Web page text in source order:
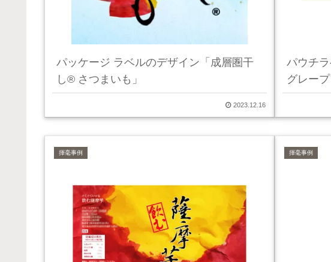
パッケージ ラベルのデザイン「成層圏干
し® さつまいも」
2023.12.16
パウチ
グレープ
揮毫事例 揮毫事例